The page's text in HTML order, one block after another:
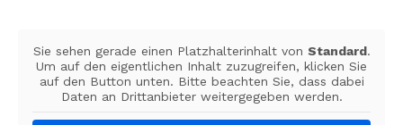
Sie sehen gerade einen Platzhalterinhalt von Standard.
Um auf den eigentlichen Inhalt zuzugreifen, klicken Sie
auf den Button unten. Bitte beachten Sie, dass dabei
Daten an Drittanbieter weitergegeben werden.